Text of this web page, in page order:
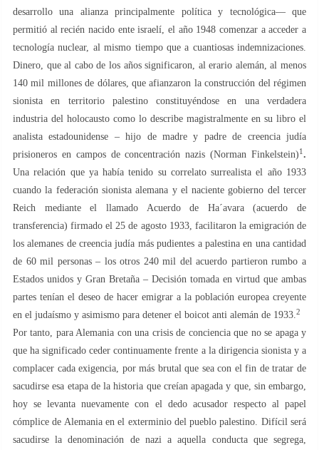
desarrollo una alianza principalmente política y tecnológica— que
permitió al recién nacido ente israelí, el año 1948 comenzar a acceder a
tecnología nuclear, al mismo tiempo que a cuantiosas indemnizaciones.
Dinero, que al cabo de los años significaron, al erario alemán, al menos
140 mil millones de dólares, que afianzaron la construcción del régimen
sionista en territorio palestino constituyéndose en una verdadera
industria del holocausto como lo describe magistralmente en su libro el
analista estadounidense – hijo de madre y padre de creencia judía
prisioneros en campos de concentración nazis (Norman Finkelstein)1 .
Una relación que ya había tenido su correlato surrealista el año 1933
cuando la federación sionista alemana y el naciente gobierno del tercer
Reich mediante el llamado Acuerdo de Ha´avara (acuerdo de
transferencia) firmado el 25 de agosto 1933, facilitaron la emigración de
los alemanes de creencia judía más pudientes a palestina en una cantidad
de 60 mil personas – los otros 240 mil del acuerdo partieron rumbo a
Estados unidos y Gran Bretaña – Decisión tomada en virtud que ambas
partes tenían el deseo de hacer emigrar a la población europea creyente
en el judaísmo y asimismo para detener el boicot anti alemán de 1933.2
Por tanto, para Alemania con una crisis de conciencia que no se apaga y
que ha significado ceder continuamente frente a la dirigencia sionista y a
complacer cada exigencia, por más brutal que sea con el fin de tratar de
sacudirse esa etapa de la historia que creían apagada y que, sin embargo,
hoy se levanta nuevamente con el dedo acusador respecto al papel
cómplice de Alemania en el exterminio del pueblo palestino. Difícil será
sacudirse la denominación de nazi a aquella conducta que segrega,